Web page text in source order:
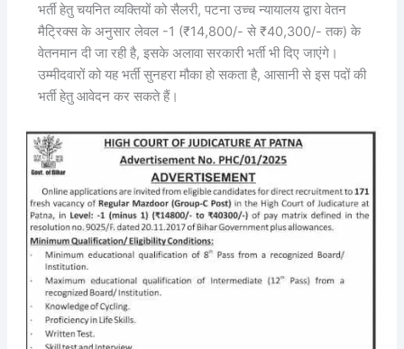
भर्ती हेतु चयनित व्यक्तियों को सैलरी, पटना उच्च न्यायालय द्वारा वेतन
मैट्रिक्स के अनुसार लेवल -1 (₹14,800/- से ₹40,300/- तक) के
वेतनमान दी जा रही है, इसके अलावा सरकारी भर्ती भी दिए जाएंगे।
उम्मीदवारों को यह भर्ती सुनहरा मौका हो सकता है, आसानी से इस पदों की
भर्ती हेतु आवेदन कर सकते हैं।